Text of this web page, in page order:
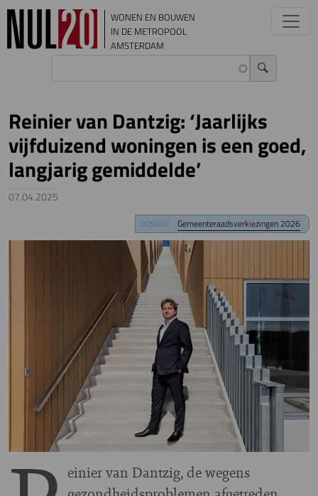
Overslaan en naar de inhoud gaan
WONEN EN BOUWEN
IN DE METROPOOL
AMSTERDAM
Reinier van Dantzig: ‘Jaarlijks
vijfduizend woningen is een goed,
langjarig gemiddelde’
07.04.2025
DOSSIER Gemeenteraadsverkiezingen 2026
einier van Dantzig, de wegens